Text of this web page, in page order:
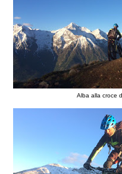
Alba alla croce